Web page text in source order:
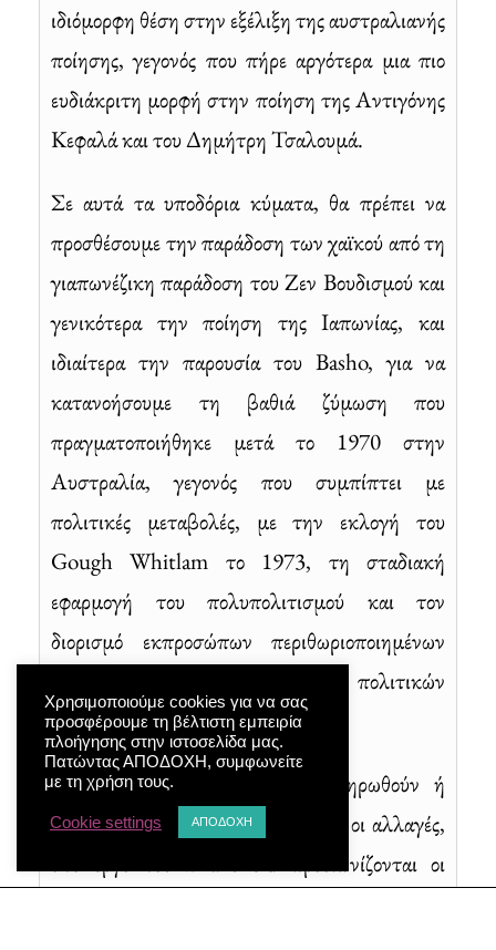
ιδιόμορφη θέση στην εξέλιξη της αυστραλιανής
ποίησης, γεγονός που πήρε αργότερα μια πιο
ευδιάκριτη μορφή στην ποίηση της Αντιγόνης
Κεφαλά και του Δημήτρη Τσαλουμά.
Σε αυτά τα υποδόρια κύματα, θα πρέπει να
προσθέσουμε την παράδοση των χαϊκού από τη
γιαπωνέζικη παράδοση του Ζεν Βουδισμού και
γενικότερα την ποίηση της Ιαπωνίας, και
ιδιαίτερα την παρουσία του Basho, για να
κατανοήσουμε τη βαθιά ζύμωση που
πραγματοποιήθηκε μετά το 1970 στην
Αυστραλία, γεγονός που συμπίπτει με
πολιτικές μεταβολές, με την εκλογή του
Gough Whitlam το 1973, τη σταδιακή
εφαρμογή του πολυπολιτισμού και τον
διορισμό εκπροσώπων περιθωριοποιημένων
ομάδων σε θεσμούς χάραξης πολιτικών
πολιτισμικού αυτοπροσδιορισμού.
Μολονότι πέθανε προτού ολοκληρωθούν ή
ακόμα αναπτυχθούν πλήρως αυτές οι αλλαγές,
στο έργο του Dransfield προοιωνίζονται οι
Χρησιμοποιούμε cookies για να σας
προσφέρουμε τη βέλτιστη εμπειρία
πλοήγησης στην ιστοσελίδα μας.
Πατώντας ΑΠΟΔΟΧΗ, συμφωνείτε
με τη χρήση τους.
Cookie settings ΑΠΟΔΟΧΗ